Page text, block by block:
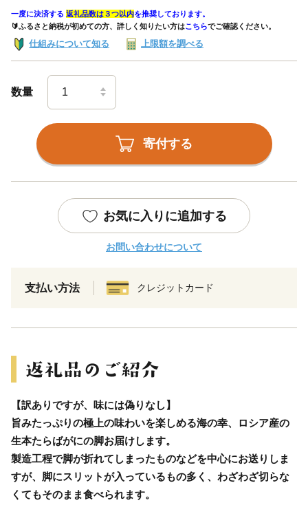
一度に決済する 返礼品数は３つ以内を推奨しております。
🔰ふるさと納税が初めての方、詳しく知りたい方はこちらでご確認ください。
仕組みについて知る 上限額を調べる
数量
寄付する
お気に入りに追加する
お問い合わせについて
支払い方法 クレジットカード
【訳ありですが、味には偽りなし】
旨みたっぷりの極上の味わいを楽しめる海の幸、ロシア産の
生本たらばがにの脚お届けします。
製造工程で脚が折れてしまったものなどを中心にお送りしま
すが、脚にスリットが入っているもの多く、わざわざ切らな
くてもそのまま食べられます。